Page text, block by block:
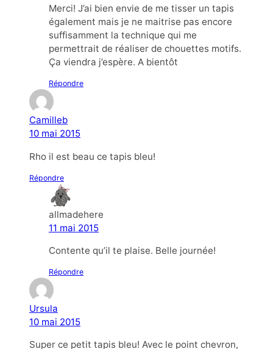
Merci! J’ai bien envie de me tisser un tapis
également mais je ne maitrise pas encore
suffisamment la technique qui me
permettrait de réaliser de chouettes motifs.
Ça viendra j’espère. A bientôt
Répondre
Camilleb
10 mai 2015
Rho il est beau ce tapis bleu!
Répondre
allmadehere
11 mai 2015
Contente qu’il te plaise. Belle journée!
Répondre
Ursula
10 mai 2015
Super ce petit tapis bleu! Avec le point chevron,